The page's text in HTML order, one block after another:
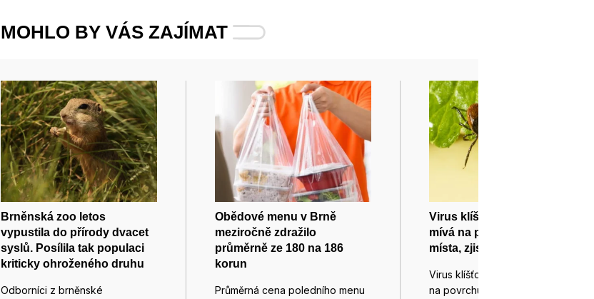
MOHLO BY VÁS ZAJÍMAT
Brněnská zoo letos
vypustila do přírody dvacet
syslů. Posílila tak populaci
kriticky ohroženého druhu
Odborníci z brněnské
Obědové menu v Brně
meziročně zdražilo
průměrně ze 180 na 186
korun
Průměrná cena poledního menu
Virus klíšťové encefalitidy
mívá na povrchu slabá
místa, zjistili vědci
Virus klíšťové encefalitidy mívá
na povrchu slabá místa, kde